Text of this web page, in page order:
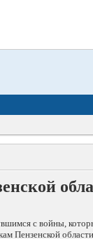
с войны,
Пензенской